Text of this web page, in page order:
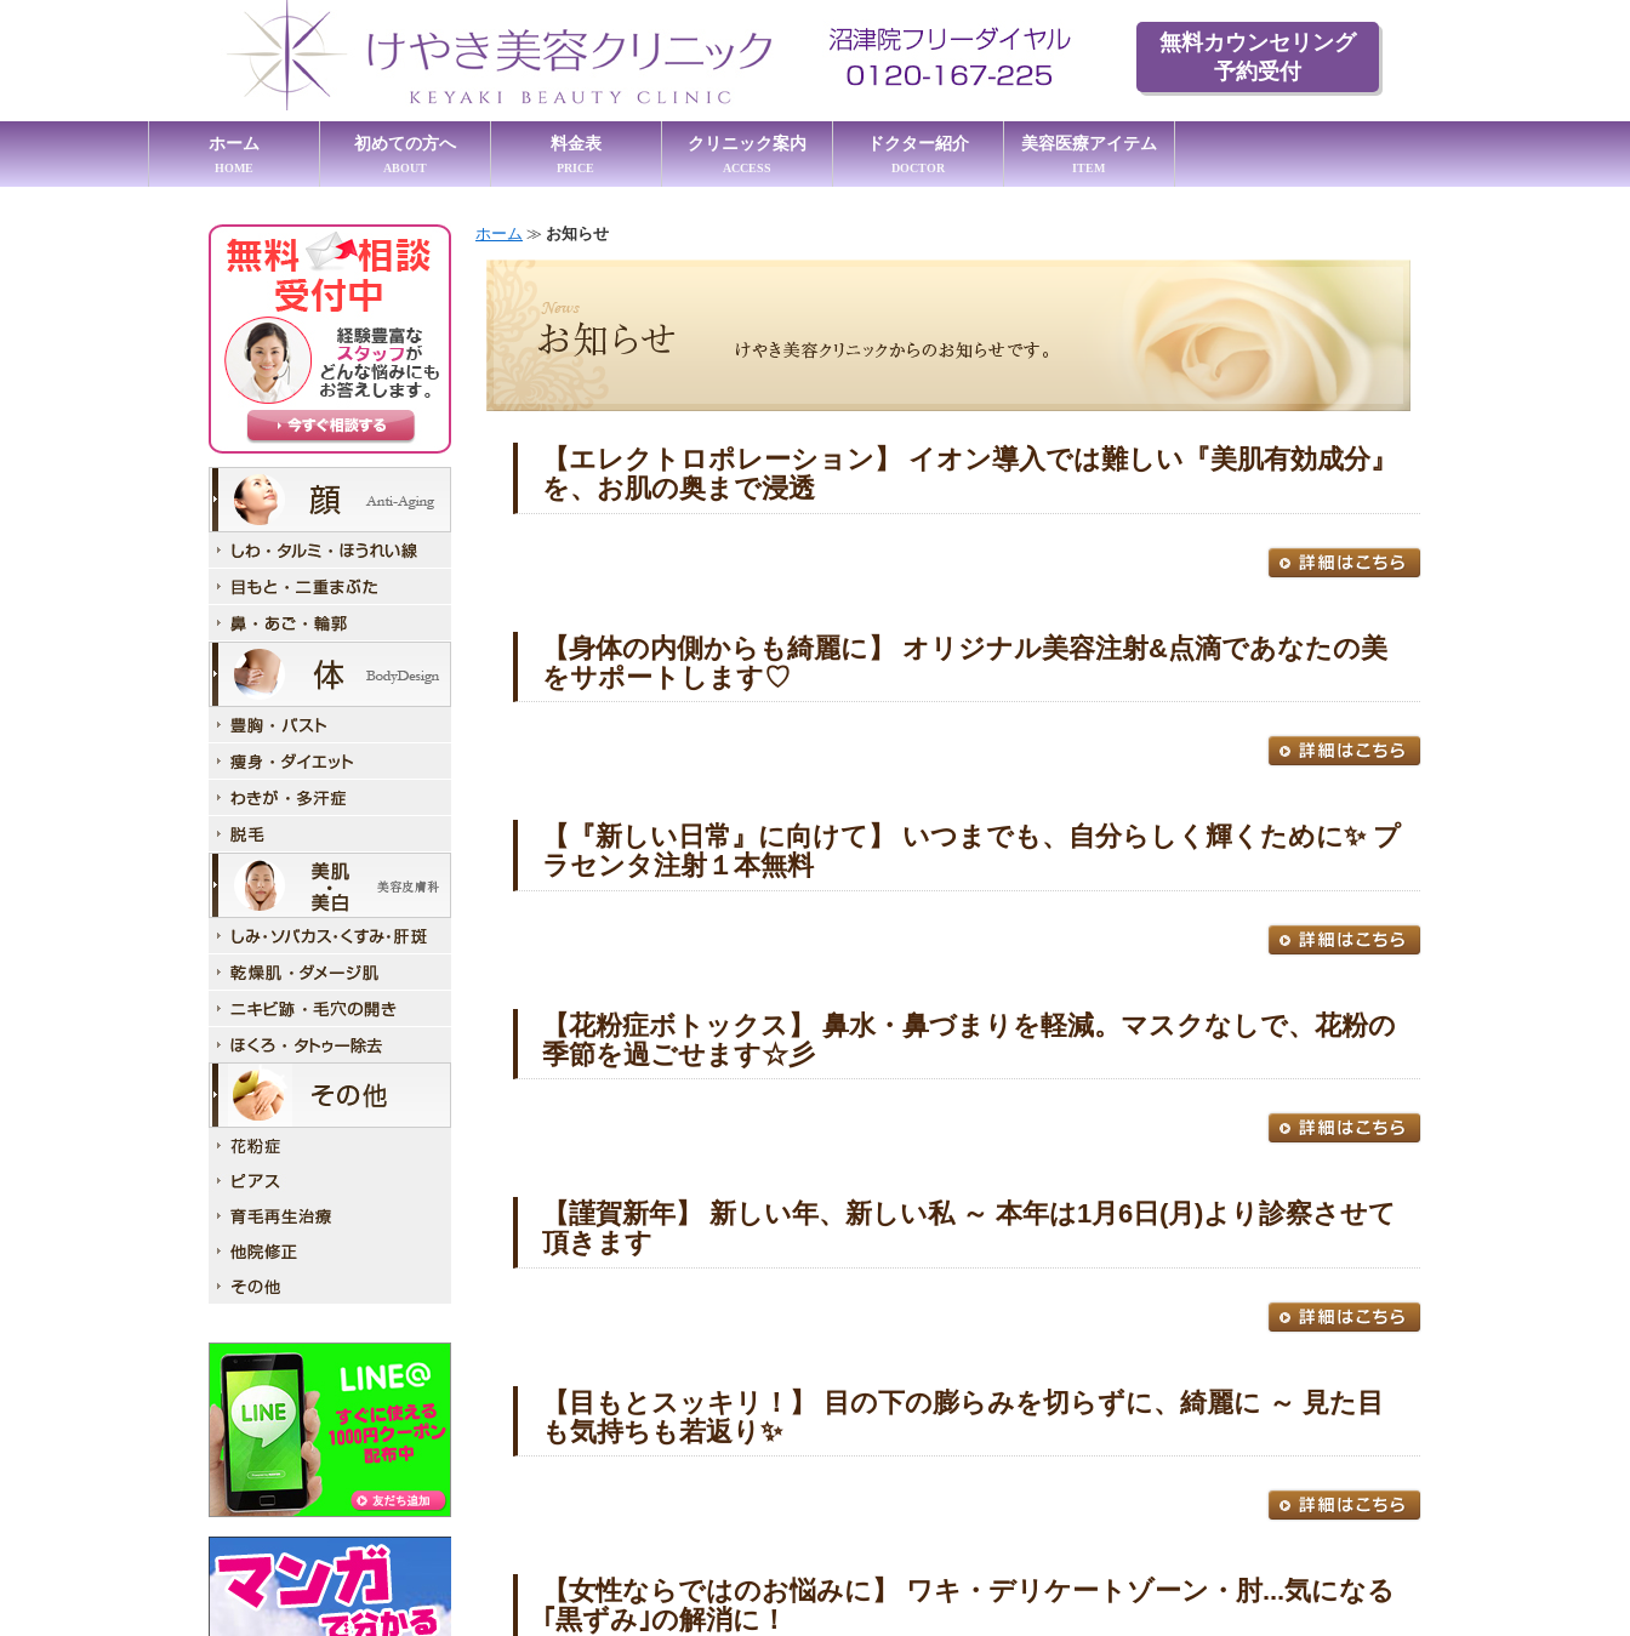
無料カウンセリング
予約受付
ホーム
HOME
初めての方へ
ABOUT
料金表
PRICE
クリニック案内
ACCESS
ドクター紹介
DOCTOR
美容医療アイテム
ITEM
ホーム ≫ お知らせ
【エレクトロポレーション】 イオン導入では難しい『美肌有効成分』
を、お肌の奥まで浸透
【身体の内側からも綺麗に】 オリジナル美容注射&点滴であなたの美
をサポートします♡
【『新しい日常』に向けて】 いつまでも、自分らしく輝くために✨ プ
ラセンタ注射１本無料
【花粉症ボトックス】 鼻水・鼻づまりを軽減。マスクなしで、花粉の
季節を過ごせます☆彡
【謹賀新年】 新しい年、新しい私 ～ 本年は1月6日(月)より診察させて
頂きます
【目もとスッキリ！】 目の下の膨らみを切らずに、綺麗に ～ 見た目
も気持ちも若返り✨
【女性ならではのお悩みに】 ワキ・デリケートゾーン・肘...気になる
｢黒ずみ｣の解消に！